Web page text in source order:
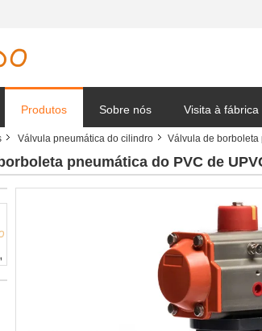
Produtos Sobre nós Visita à fábrica
Notícia da empresa
Válvula pneumática do cilindro Válvula de borboleta
pneumática do PVC de